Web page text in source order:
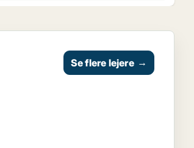
Se flere lejere →